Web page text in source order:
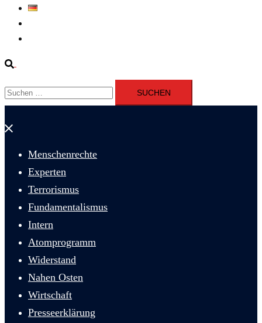
Suche
Suchen
nach:
Menü
Menschenrechte
Experten
Terrorismus
Fundamentalismus
Intern
Atomprogramm
Widerstand
Nahen Osten
Wirtschaft
Presseerklärung